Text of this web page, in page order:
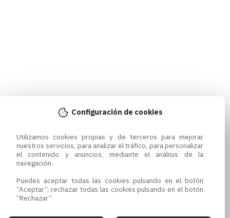
Configuración de cookies
Utilizamos cookies propias y de terceros para mejorar
nuestros servicios, para analizar el tráfico, para personalizar
el contenido y anuncios, mediante el análisis de la
navegación.
Puedes aceptar todas las cookies pulsando en el botón
“Aceptar”, rechazar todas las cookies pulsando en el botón
“Rechazar”